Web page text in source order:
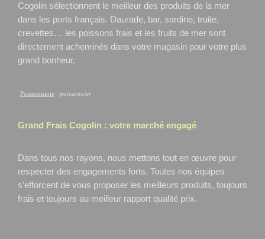
Cogolin sélectionnent le meilleur des produits de la mer
dans les ports français. Daurade, bar, sardine, truite,
crevettes… les poissons frais et les fruits de mer sont
directement acheminés dans votre magasin pour votre plus
grand bonheur.
Poissonnerie : poissonnier
Grand Frais Cogolin : votre marché engagé
Dans tous nos rayons, nous mettons tout en œuvre pour
respecter des engagements forts. Toutes nos équipes
s’efforcent de vous proposer les meilleurs produits, toujours
frais et toujours au meilleur rapport qualité prix.